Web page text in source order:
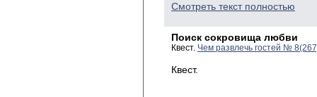
Смотреть текст полностью
Поиск сокровища любви
Квест. Чем развлечь гостей №
Квест.